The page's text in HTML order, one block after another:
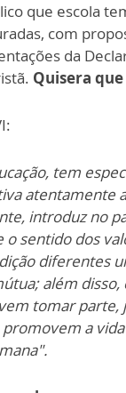
que escola
com
da
Quisera
tem
atentamente
introduz no
o sentido dos
diferentes
além
tomar
a